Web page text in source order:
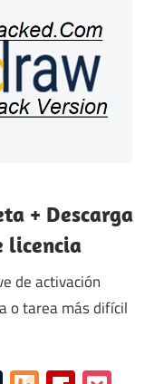
+ Descarga
licencia
de activación
o tarea más difícil